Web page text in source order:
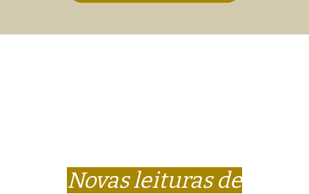
Novas leituras de